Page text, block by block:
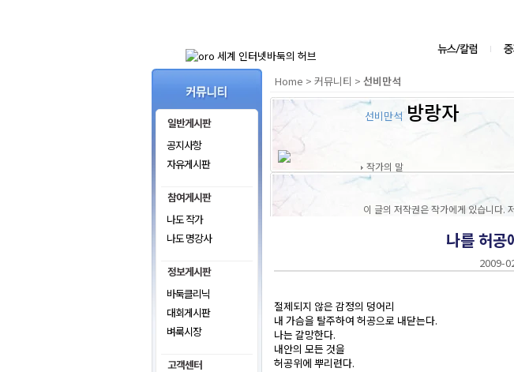
공지사항
자유게시판
나도 작가
나도 명강사
바둑클리닉
대회게시판
벼룩시장
Home > 커뮤니티 > 선비만석
선비만석 방랑자
작가의 말
이 글의 저작권은 작가에게 있습니다.
나를 허공
2009-
절제되지 않은 감정의 덩어리
내 가슴을 탈주하여 허공으로 내닫는다.
나는 갈망한다.
내안의 모든 것을
허공위에 뿌리련다.